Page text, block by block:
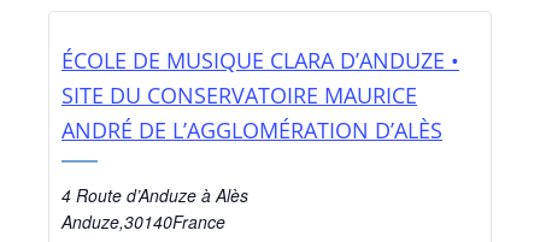
ÉCOLE DE MUSIQUE CLARA D’ANDUZE •
SITE DU CONSERVATOIRE MAURICE
ANDRÉ DE L’AGGLOMÉRATION D’ALÈS
4 Route d’Anduze à Alès
Anduze,30140France